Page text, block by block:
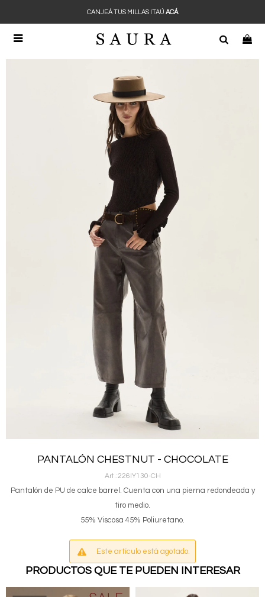

CANJEÁ TUS MILLAS ITAÚ ACÁ
PANTALÓN CHESTNUT - CHOCOLATE
226IY130-CH
Pantalón de PU de calce barrel. Cuenta con una pierna redondeada y
tiro medio.
55% Viscosa 45% Poliuretano.
Este artículo está agotado.
PRODUCTOS QUE TE PUEDEN INTERESAR